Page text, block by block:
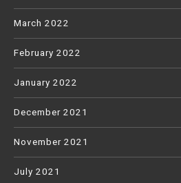
March 2022
February 2022
January 2022
December 2021
November 2021
July 2021